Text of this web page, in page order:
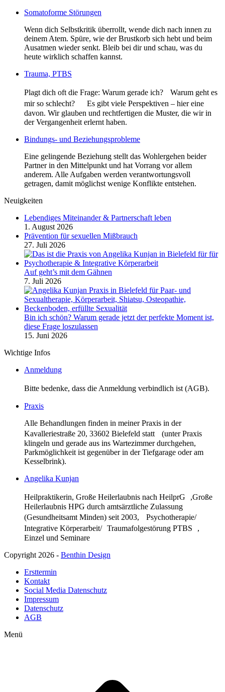
Somatoforme Störungen
Wenn dich Selbstkritik überrollt, wende dich nach innen zu
deinem Atem. Spüre, wie der Brustkorb sich hebt und beim
Ausatmen wieder senkt. Bleib bei dir und schau, was du
heute wirklich schaffen kannst.
Trauma, PTBS
Plagt dich oft die Frage: Warum gerade ich? Warum geht es
mir so schlecht? Es gibt viele Perspektiven – hier eine
davon. Wir glauben und rechtfertigen die Muster, die wir in
der Vergangenheit erlernt haben.
Bindungs- und Beziehungsprobleme
Eine gelingende Beziehung stellt das Wohlergehen beider
Partner in den Mittelpunkt und hat Vorrang vor allem
anderem. Alle Aufgaben werden verantwortungsvoll
getragen, damit möglichst wenige Konflikte entstehen.
Neuigkeiten
Lebendiges Miteinander & Partnerschaft leben
1. August 2026
Prävention für sexuellen Mißbrauch
27. Juli 2026
Auf geht’s mit dem Gähnen
7. Juli 2026
Bin ich schön? Warum gerade jetzt der perfekte Moment ist,
diese Frage loszulassen
15. Juni 2026
Wichtige Infos
Anmeldung
Bitte bedenke, dass die Anmeldung verbindlich ist (AGB).
Praxis
Alle Behandlungen finden in meiner Praxis in der
Kavalleriestraße 20, 33602 Bielefeld statt (unter Praxis
klingeln und gerade aus ins Wartezimmer durchgehen,
Parkmöglichkeit ist gegenüber in der Tiefgarage oder am
Kesselbrink).
Angelika Kunjan
Heilpraktikerin, Große Heilerlaubnis nach HeilprG ,Große
Heilerlaubnis HPG durch amtsärztliche Zulassung
(Gesundheitsamt Minden) seit 2003, Psychotherapie/
Integrative Körperarbeit/ Traumafolgestörung PTBS ,
Einzel und Seminare
Copyright 2026 - Benthin Design
Ersttermin
Kontakt
Social Media Datenschutz
Impressum
Datenschutz
AGB
Menü